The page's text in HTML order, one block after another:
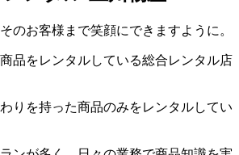
のお客様まで笑顔にできますように。
品をレンタルしている総合レンタル店
りを持った商品のみをレンタルしてい